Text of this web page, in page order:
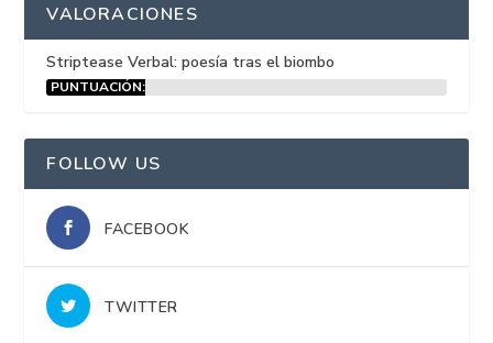
VALORACIONES
Striptease Verbal: poesía tras el biombo
PUNTUACIÓN:
FOLLOW US
FACEBOOK
TWITTER